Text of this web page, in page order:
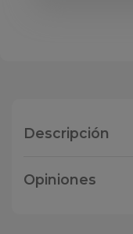
Descripción
Opiniones